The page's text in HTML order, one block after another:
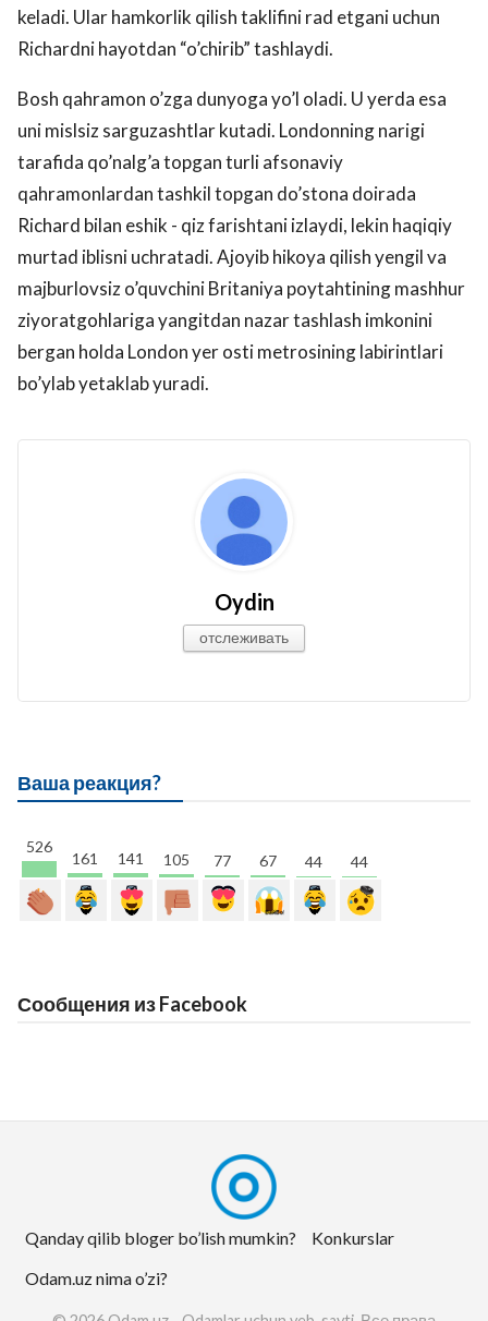
keladi. Ular hamkorlik qilish taklifini rad etgani uchun
Richardni hayotdan “o’chirib” tashlaydi.
Bosh qahramon o’zga dunyoga yo’l oladi. U yerda esa
uni mislsiz sarguzashtlar kutadi. Londonning narigi
tarafida qo’nalg’a topgan turli afsonaviy
qahramonlardan tashkil topgan do’stona doirada
Richard bilan eshik - qiz farishtani izlaydi, lekin haqiqiy
murtad iblisni uchratadi. Ajoyib hikoya qilish yengil va
majburlovsiz o’quvchini Britaniya poytahtining mashhur
ziyoratgohlariga yangitdan nazar tashlash imkonini
bergan holda London yer osti metrosining labirintlari
bo’ylab yetaklab yuradi.
Oydin
отслеживать
Ваша реакция?
526
161 141 105 77 67 44 44
Сообщения из Facebook
Qanday qilib bloger bo’lish mumkin?
Konkurslar
Odam.uz nima o’zi?